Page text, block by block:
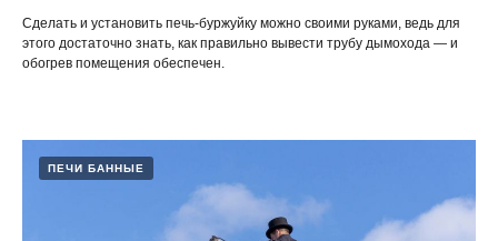
Сделать и установить печь-буржуйку можно своими руками, ведь для
этого достаточно знать, как правильно вывести трубу дымохода — и
обогрев помещения обеспечен.
ПЕЧИ БАННЫЕ